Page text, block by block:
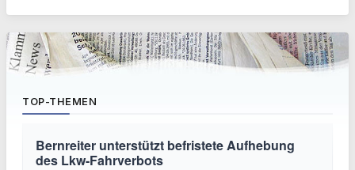
TOP-THEMEN
Bernreiter unterstützt befristete Aufhebung
des Lkw-Fahrverbots